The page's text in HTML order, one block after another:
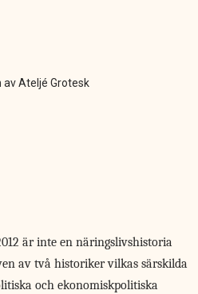
av Ateljé Grotesk
är inte en näringslivshistoria
av två historiker vilkas särskilda
och ekonomiskpolitiska